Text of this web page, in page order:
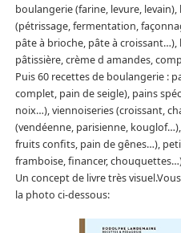
boulangerie (farine, levure,
(pétrissage, fermentation,
pâte à brioche, pâte à croissant…),
pâtissière, crème d amandes,
Puis 60 recettes de boulangerie :
complet, pain de seigle), pains
noix…), viennoiseries (croissant,
(vendéenne, parisienne,
fruits confits, pain de gênes…),
framboise, financer,
Un concept de livre très
la photo ci-dessous: